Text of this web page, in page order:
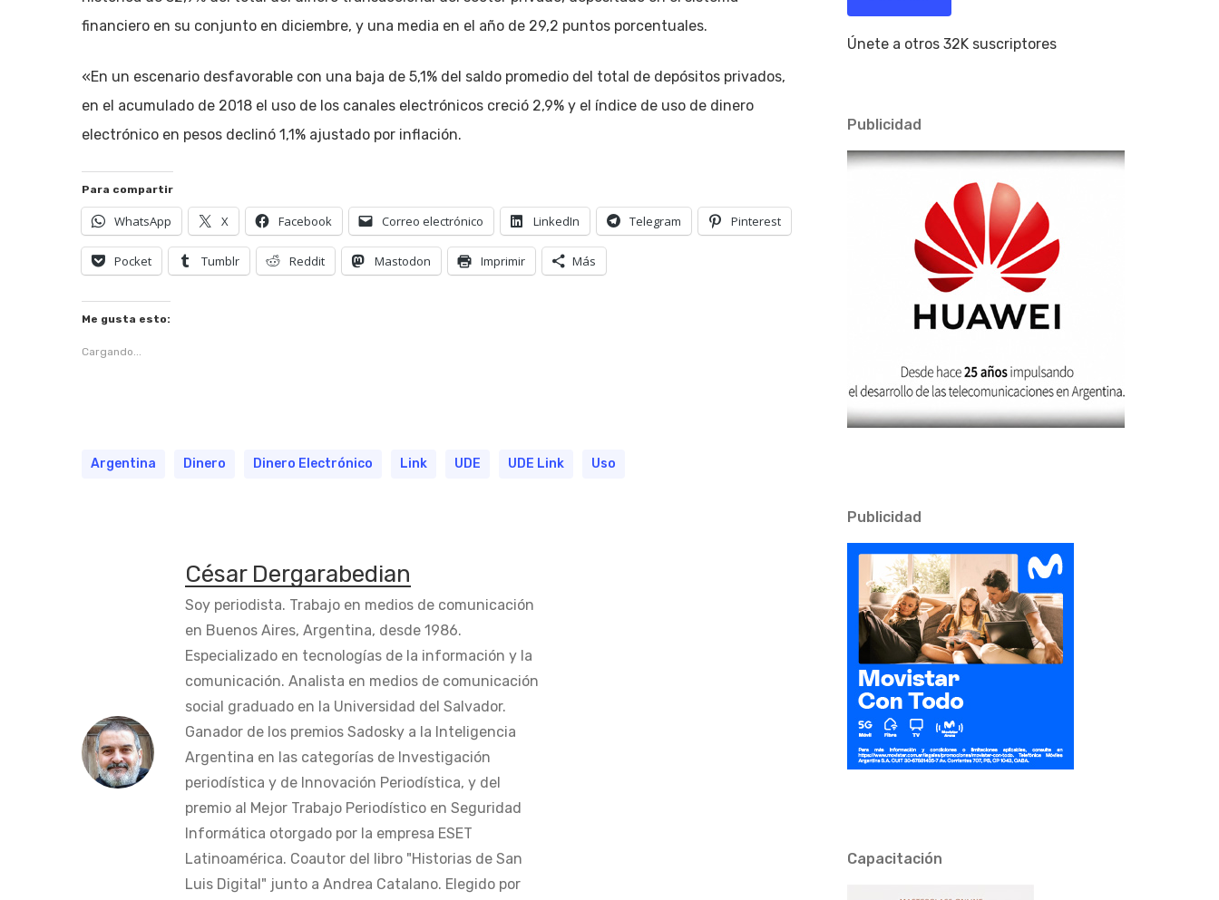
financiero en su conjunto en diciembre, y una media en el año de 29,2 puntos porcentuales.
«En un escenario desfavorable con una baja de 5,1% del saldo promedio del total de depósitos privados,
en el acumulado de 2018 el uso de los canales electrónicos creció 2,9% y el índice de uso de dinero
electrónico en pesos declinó 1,1% ajustado por inflación.
Para compartir
WhatsApp X Facebook Correo electrónico LinkedIn Telegram Pinterest
Pocket Tumblr Reddit Mastodon Imprimir Más
Me gusta esto:
Cargando...
Argentina Dinero Dinero Electrónico Link UDE UDE Link Uso
César Dergarabedian
Soy periodista. Trabajo en medios de comunicación
en Buenos Aires, Argentina, desde 1986.
Especializado en tecnologías de la información y la
comunicación. Analista en medios de comunicación
social graduado en la Universidad del Salvador.
Ganador de los premios Sadosky a la Inteligencia
Argentina en las categorías de Investigación
periodística y de Innovación Periodística, y del
premio al Mejor Trabajo Periodístico en Seguridad
Informática otorgado por la empresa ESET
Latinoamérica. Coautor del libro "Historias de San
Luis Digital" junto a Andrea Catalano. Elegido por
Únete a otros 32K suscriptores
Publicidad
Publicidad
Capacitación